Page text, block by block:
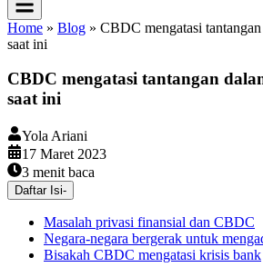
Home » Blog » CBDC mengatasi
saat ini
CBDC mengatasi tantangan
saat ini
Yola Ariani
17 Maret 2023
3 menit baca
Daftar Isi-
Masalah privasi finansial dan CBDC
Negara-negara bergerak untuk
Bisakah CBDC mengatasi krisis bank